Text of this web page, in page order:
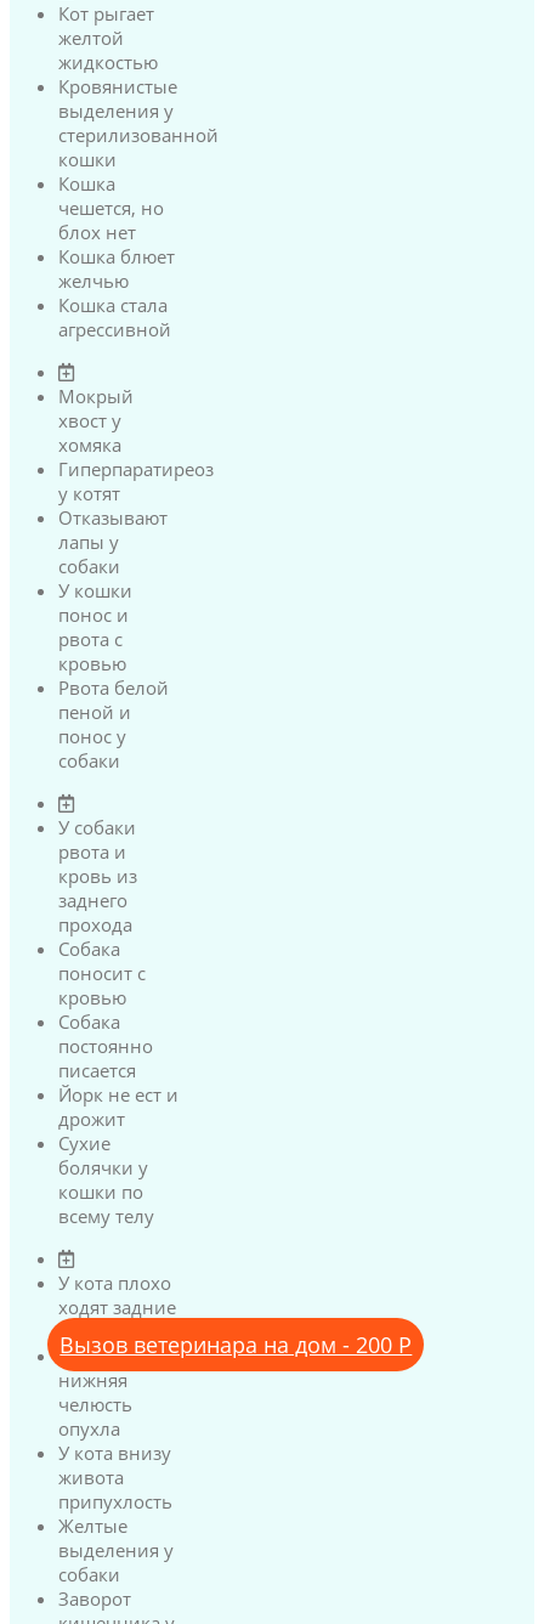
Вызов ветеринара на дом - 200 Р
Кот рыгает
желтой
жидкостью
Кровянистые
выделения у
стерилизованной
кошки
Кошка
чешется, но
блох нет
Кошка блюет
желчью
Кошка стала
агрессивной
Мокрый
хвост у
хомяка
Гиперпаратиреоз
у котят
Отказывают
лапы у
собаки
У кошки
понос и
рвота с
кровью
Рвота белой
пеной и
понос у
собаки
У собаки
рвота и
кровь из
заднего
прохода
Собака
поносит с
кровью
Собака
постоянно
писается
Йорк не ест и
дрожит
Сухие
болячки у
кошки по
всему телу
У кота плохо
ходят задние
лапы
У кота
нижняя
челюсть
опухла
У кота внизу
живота
припухлость
Желтые
выделения у
собаки
Заворот